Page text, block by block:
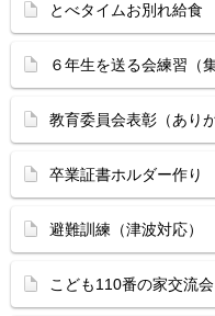
とべタイムお別れ給食
６年生を送る会練習（集
教育委員会表彰（あり
卒業証書ホルダー作り
避難訓練（津波対応）
こども110番の家交流会